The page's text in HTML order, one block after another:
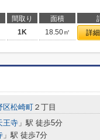
間取り 面積
1K 18.50㎡ 詳
区松崎町 ２丁目
王寺 」駅 徒歩5分
」駅 徒歩7分